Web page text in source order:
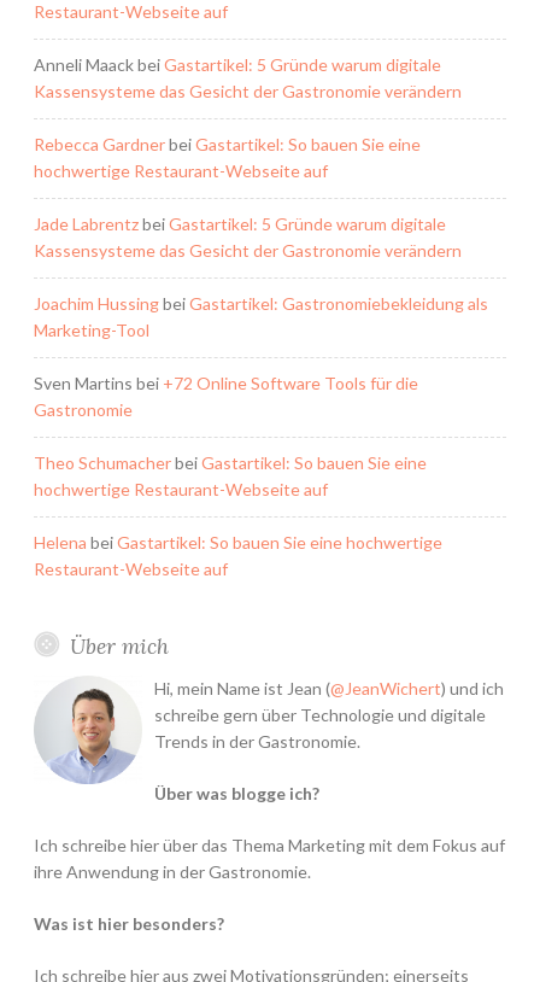
Restaurant-Webseite auf
Anneli MaackbeiGastartikel: 5 Gründe warum digitale
Kassensysteme das Gesicht der Gastronomie verändern
Rebecca GardnerbeiGastartikel: So bauen Sie eine
hochwertige Restaurant-Webseite auf
Jade LabrentzbeiGastartikel: 5 Gründe warum digitale
Kassensysteme das Gesicht der Gastronomie verändern
Joachim HussingbeiGastartikel: Gastronomiebekleidung als
Marketing-Tool
Sven Martins bei +72 Online Software Tools für die
Gastronomie
Theo SchumacherbeiGastartikel: So bauen Sie eine
hochwertige Restaurant-Webseite auf
Helena beiGastartikel: So bauen Sie eine hochwertige
Restaurant-Webseite auf
Über mich
Hi, mein Name ist Jean (@JeanWichert) und ich
schreibe gern über Technologie und digitale
Trends in der Gastronomie.
Über was blogge ich?
Ich schreibe hier über das Thema Marketing mit dem Fokus auf
ihre Anwendung in der Gastronomie.
Was ist hier besonders?
Ich schreibe hier aus zwei Motivationsgründen; einerseits